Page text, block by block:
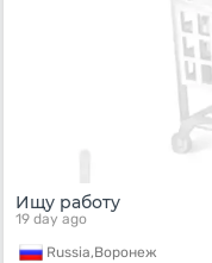
Ищу работу
19 day ago
Russia,Воронеж